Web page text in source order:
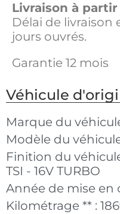
Livraison à partir
Délai de livraison
jours ouvrés.
Garantie 12 mois
Véhicule
Marque du
Modèle du
Finition du
TSI - 16V TURBO
Année de mise en
Kilométrage ** :